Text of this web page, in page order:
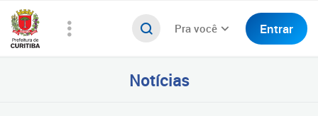
Pra você Entrar
Notícias